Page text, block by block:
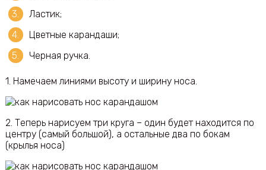
Ластик;
Цветные карандаши;
Черная ручка.
1. Намечаем линиями высоту и ширину носа.
2. Теперь нарисуем три круга – один будет находится по
центру (самый большой), а остальные два по бокам
(крылья носа)